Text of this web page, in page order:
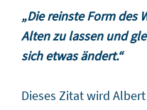
„Die reinste Form des
Alten zu lassen und
sich etwas ändert.“
Dieses Zitat wird